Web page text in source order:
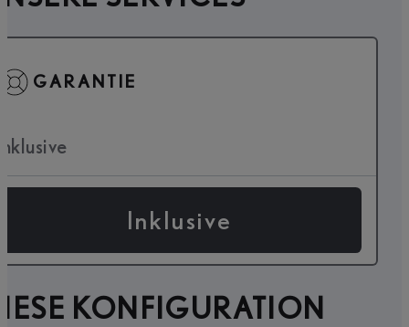
GARANTIE
Inklusive
KONFIGURATION